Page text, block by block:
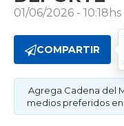
01/06/2026 - 10:18hs
COMPARTIR
Agrega Cadena del
medios preferidos